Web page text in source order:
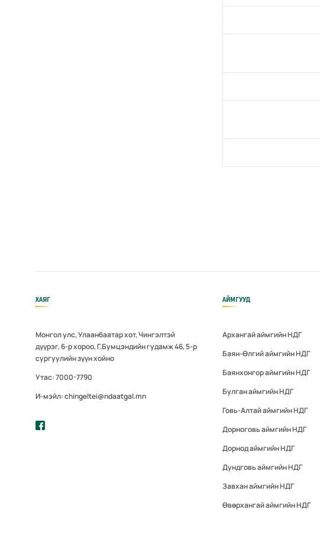
ХАЯГ
Монгол улс, Улаанбаатар хот, Чингэлтэй
дүүрэг, 6-р хороо, Г.Бумцэндийн гудамж 46, 5-р
сургуулийн зүүн хойно
Утас: 7000-7790
И-мэйл: chingeltei@ndaatgal.mn
АЙМГУУД
Архангай аймгийн НДГ
Баян-Өлгий аймгийн НДГ
Баянхонгор аймгийн НДГ
Булган аймгийн НДГ
Говь-Алтай аймгийн НДГ
Дорноговь аймгийн НДГ
Дорнод аймгийн НДГ
Дундговь аймгийн НДГ
Завхан аймгийн НДГ
Өвөрхангай аймгийн НДГ